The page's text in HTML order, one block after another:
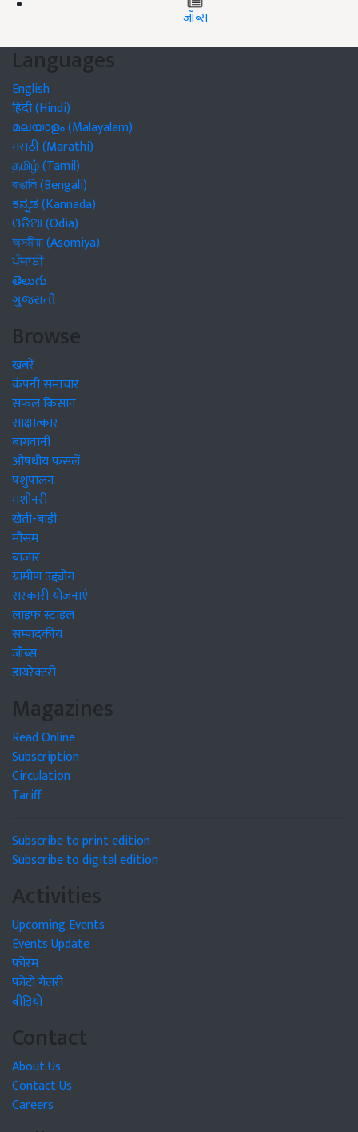
जॉब्स
Languages
English
हिंदी (Hindi)
മലയാളം (Malayalam)
मराठी (Marathi)
தமிழ் (Tamil)
বাঙালি (Bengali)
ಕನ್ನಡ (Kannada)
ଓଡିଆ (Odia)
অসমীয়া (Asomiya)
ਪੰਜਾਬੀ
తెలుగు
ગુજરાતી
Browse
खबरें
कंपनी समाचार
सफल किसान
साक्षात्कार
बागवानी
औषधीय फसलें
पशुपालन
मशीनरी
खेती-बाड़ी
मौसम
बाजार
ग्रामीण उद्द्योग
सरकारी योजनाएं
लाइफ स्टाइल
सम्पादकीय
जॉब्स
डायरेक्टरी
Magazines
Read Online
Subscription
Circulation
Tariff
Subscribe to print edition
Subscribe to digital edition
Activities
Upcoming Events
Events Update
फोरम
फोटो गैलरी
वीडियो
Contact
About Us
Contact Us
Careers